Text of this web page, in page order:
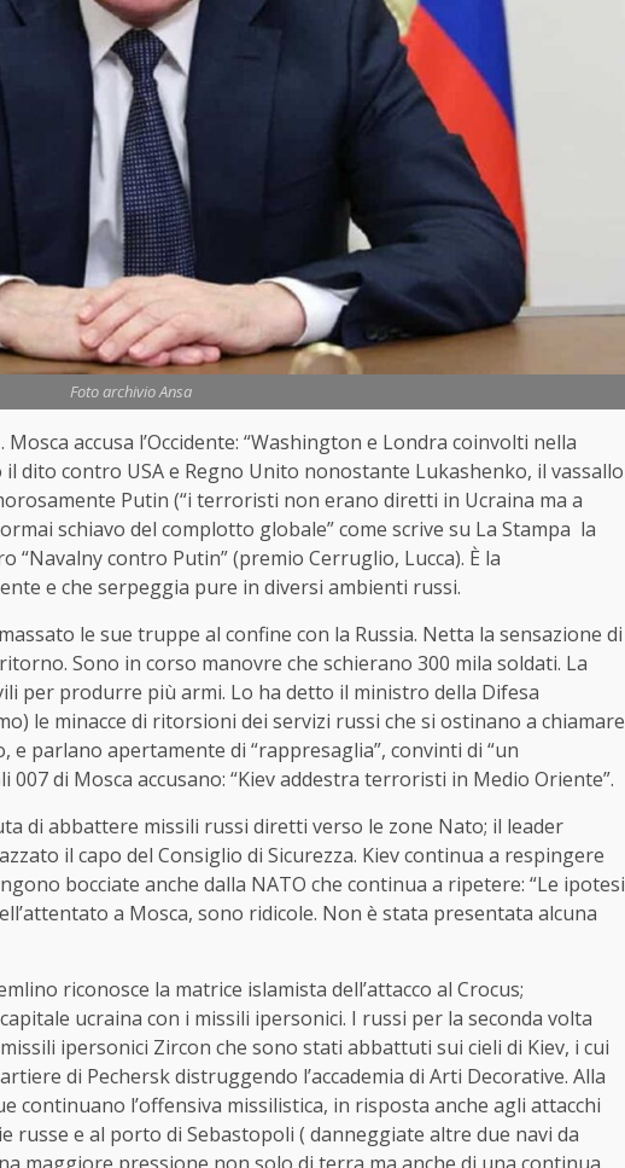
Foto archivio Ansa
. Mosca accusa l’Occidente: “Washington e Londra coinvolti nella
dito contro USA e Regno Unito nonostante Lukashenko, il vassallo
Putin (“i terroristi non erano diretti in Ucraina ma a
schiavo del complotto globale” come scrive su La Stampa la
“Navalny contro Putin” (premio Cerruglio, Lucca). È la
e che serpeggia pure in diversi ambienti russi.
le sue truppe al confine con la Russia. Netta la sensazione di
Sono in corso manovre che schierano 300 mila soldati. La
per produrre più armi. Lo ha detto il ministro della Difesa
le minacce di ritorsioni dei servizi russi che si ostinano a chiamare
e parlano apertamente di “rappresaglia”, convinti di “un
007 di Mosca accusano: “Kiev addestra terroristi in Medio Oriente”.
di abbattere missili russi diretti verso le zone Nato; il leader
il capo del Consiglio di Sicurezza. Kiev continua a respingere
bocciate anche dalla NATO che continua a ripetere: “Le ipotesi
a Mosca, sono ridicole. Non è stata presentata alcuna
riconosce la matrice islamista dell’attacco al Crocus;
ucraina con i missili ipersonici. I russi per la seconda volta
ipersonici Zircon che sono stati abbattuti sui cieli di Kiev, i cui
di Pechersk distruggendo l’accademia di Arti Decorative. Alla
continuano l’offensiva missilistica, in risposta anche agli attacchi
russe e al porto di Sebastopoli ( danneggiate altre due navi da